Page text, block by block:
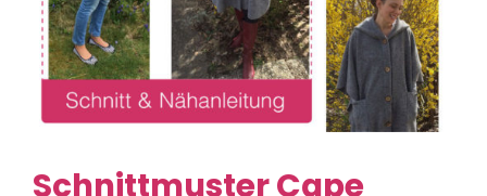
Schnittmuster Cape